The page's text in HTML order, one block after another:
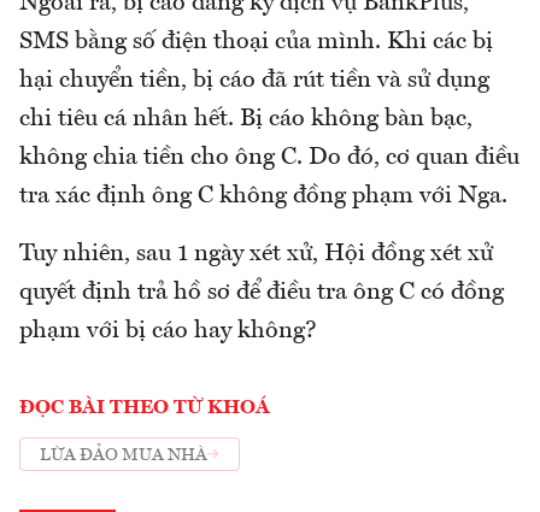
SMS bằng số điện thoại của mình. Khi các bị
hại chuyển tiền, bị cáo đã rút tiền và sử dụng
chi tiêu cá nhân hết. Bị cáo không bàn bạc,
không chia tiền cho ông C. Do đó, cơ quan điều
tra xác định ông C không đồng phạm với Nga.
Tuy nhiên, sau 1 ngày xét xử, Hội đồng xét xử
quyết định trả hồ sơ để điều tra ông C có đồng
phạm với bị cáo hay không?
ĐỌC BÀI THEO TỪ KHOÁ
LỪA ĐẢO MUA NHÀ